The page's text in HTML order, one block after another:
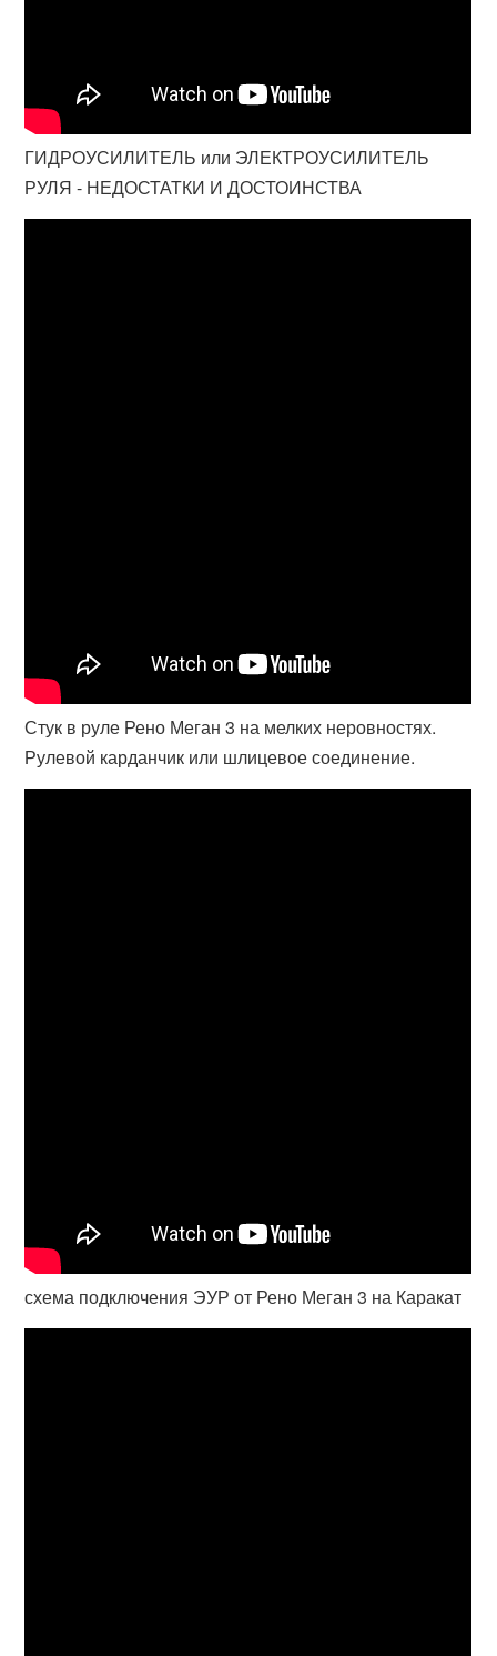
ГИДРОУСИЛИТЕЛЬ или ЭЛЕКТРОУСИЛИТЕЛЬ
РУЛЯ - НЕДОСТАТКИ И ДОСТОИНСТВА
Стук в руле Рено Меган 3 на мелких неровностях.
Рулевой карданчик или шлицевое соединение.
схема подключения ЭУР от Рено Меган 3 на Каракат